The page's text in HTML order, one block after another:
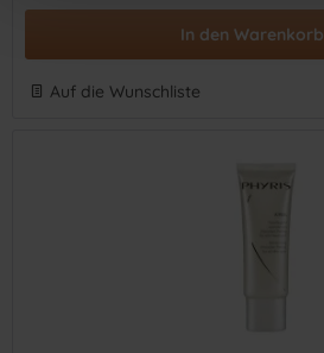
In den Warenkorb
Auf die Wunschliste